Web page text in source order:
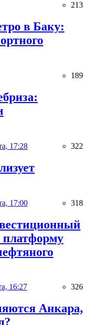
213
в Баку:
189
17:28 322
17:00 318
16:27 326
Анкара,